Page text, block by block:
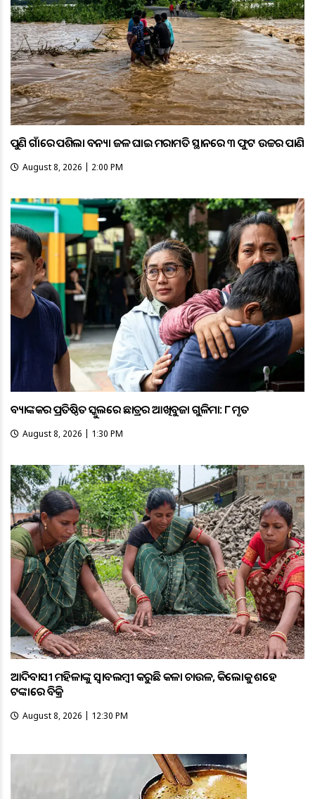
ପୁଣି ଗାଁରେ ପଶିଲା ବନ୍ୟା ଜଳ ଘାଇ ମରାମତି ସ୍ଥାନରେ ୩ ଫୁଟ ଉଚ୍ଚର ପାଣି
August 8, 2026 | 2:00 PM
ବ୍ୟାଙ୍କକର ପ୍ରତିଷ୍ଠିତ ସ୍କୁଲରେ ଛାତ୍ରର ଆଖିବୁଜା ଗୁଳିମାଡ଼: ୮ ମୃତ
August 8, 2026 | 1:30 PM
ଆଦିବାସୀ ମହିଳାଙ୍କୁ ସ୍ଵାବଲମ୍ଵୀ କରୁଛି କଳା ଚାଉଳ, କିଲୋକୁ ଶହେ
ଟଙ୍କାରେ ବିକ୍ରି
August 8, 2026 | 12:30 PM